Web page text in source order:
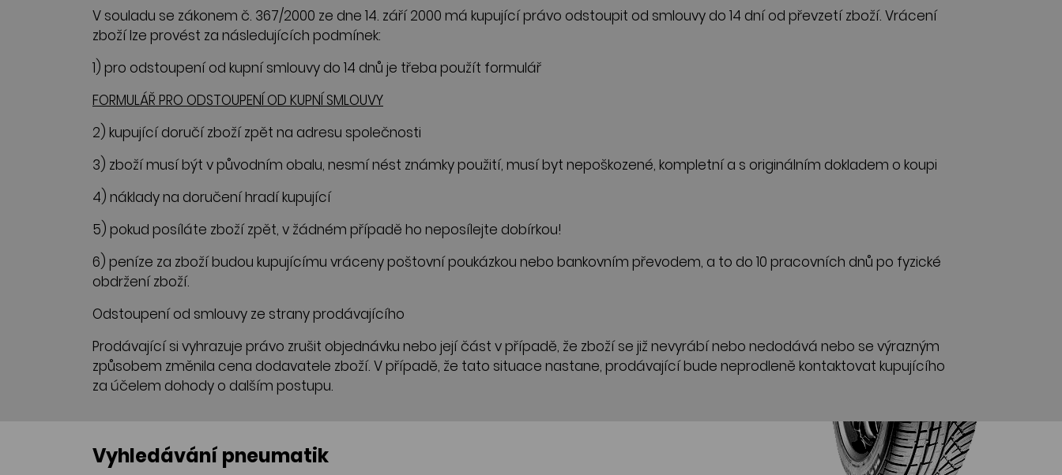
V souladu se zákonem č. 367/2000 ze dne 14. září 2000 má kupující právo odstoupit od smlouvy do 14 dní od převzetí zboží. Vrácení
zboží lze provést za následujících podmínek:
1) pro odstoupení od kupní smlouvy do 14 dnů je třeba použít formulář
FORMULÁŘ PRO ODSTOUPENÍ OD KUPNÍ SMLOUVY
2) kupující doručí zboží zpět na adresu společnosti
3) zboží musí být v původním obalu, nesmí nést známky použití, musí byt nepoškozené, kompletní a s originálním dokladem o koupi
4) náklady na doručení hradí kupující
5) pokud posíláte zboží zpět, v žádném případě ho neposílejte dobírkou!
6) peníze za zboží budou kupujícímu vráceny poštovní poukázkou nebo bankovním převodem, a to do 10 pracovních dnů po fyzické
obdržení zboží.
Odstoupení od smlouvy ze strany prodávajícího
Prodávající si vyhrazuje právo zrušit objednávku nebo její část v případě, že zboží se již nevyrábí nebo nedodává nebo se výrazným
způsobem změnila cena dodavatele zboží. V případě, že tato situace nastane, prodávající bude neprodleně kontaktovat kupujícího
za účelem dohody o dalším postupu.
Vyhledávání pneumatik